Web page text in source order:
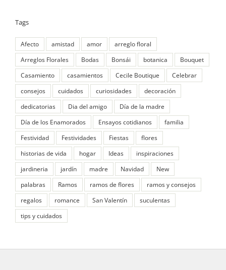
Tags
Afecto amistad amor
arreglo floral
Arreglos Florales
Bodas Bonsái botanica
Bouquet
Casamiento
casamientos Cecile Boutique
Celebrar
consejos
cuidados curiosidades
decoración
dedicatorias
Dia del amigo
Día de la madre
Día de los Enamorados
Ensayos cotidianos
familia
Festividad
Festividades Fiestas
flores
historias de vida
hogar Ideas
inspiraciones
jardineria
jardín madre Navidad
New
palabras
Ramos ramos de flores
ramos y consejos
regalos
romance San Valentín
suculentas
tips y cuidados